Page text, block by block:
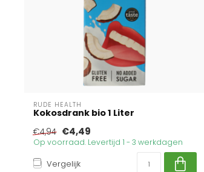
RUDE HEALTH
Kokosdrank bio 1 Liter
€4,94 €4,49
Op voorraad. Levertijd 1 - 3 werkdagen
Vergelijk